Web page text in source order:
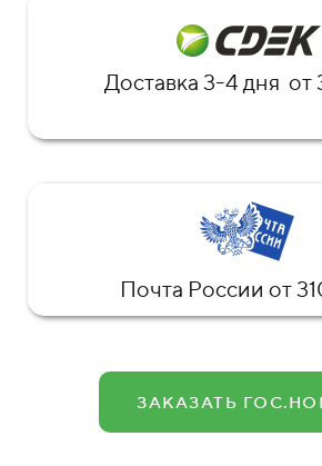
Доставка 3-4 дня от
Почта России от
ЗАКАЗАТЬ